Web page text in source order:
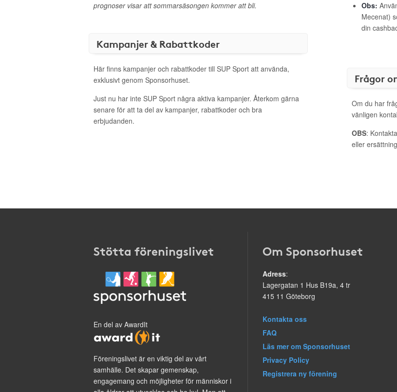
prognoser visar att sommarsäsongen kommer att bli.
Kampanjer & Rabattkoder
Här finns kampanjer och rabattkoder till SUP Sport att använda,
exklusivt genom Sponsorhuset.
Just nu har inte SUP Sport några aktiva kampanjer. Återkom gärna
senare för att ta del av kampanjer, rabattkoder och bra
erbjudanden.
Obs:
Mecenat)
din
Frågor
Om du har
vänligen
OBS:
eller
Stötta föreningslivet
En del av AwardIt
Föreningslivet är en viktig del av vårt
samhälle. Det skapar gemenskap,
engagemang och möjligheter för människor i
Om Sponsorhuset
Adress:
Lagergatan 1 Hus B19a, 4 tr
415 11 Göteborg
Kontakta oss
FAQ
Läs mer om Sponsorhuset
Privacy Policy
Registrera ny förening